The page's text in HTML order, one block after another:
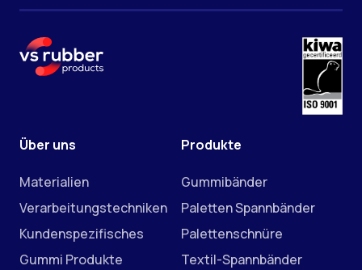
Über uns
Materialien
Verarbeitungstechniken
Kundenspezifisches
Gummi Produkte
Produkte
Gummibänder
Paletten Spannbänder
Palettenschnüre
Textil-Spannbänder